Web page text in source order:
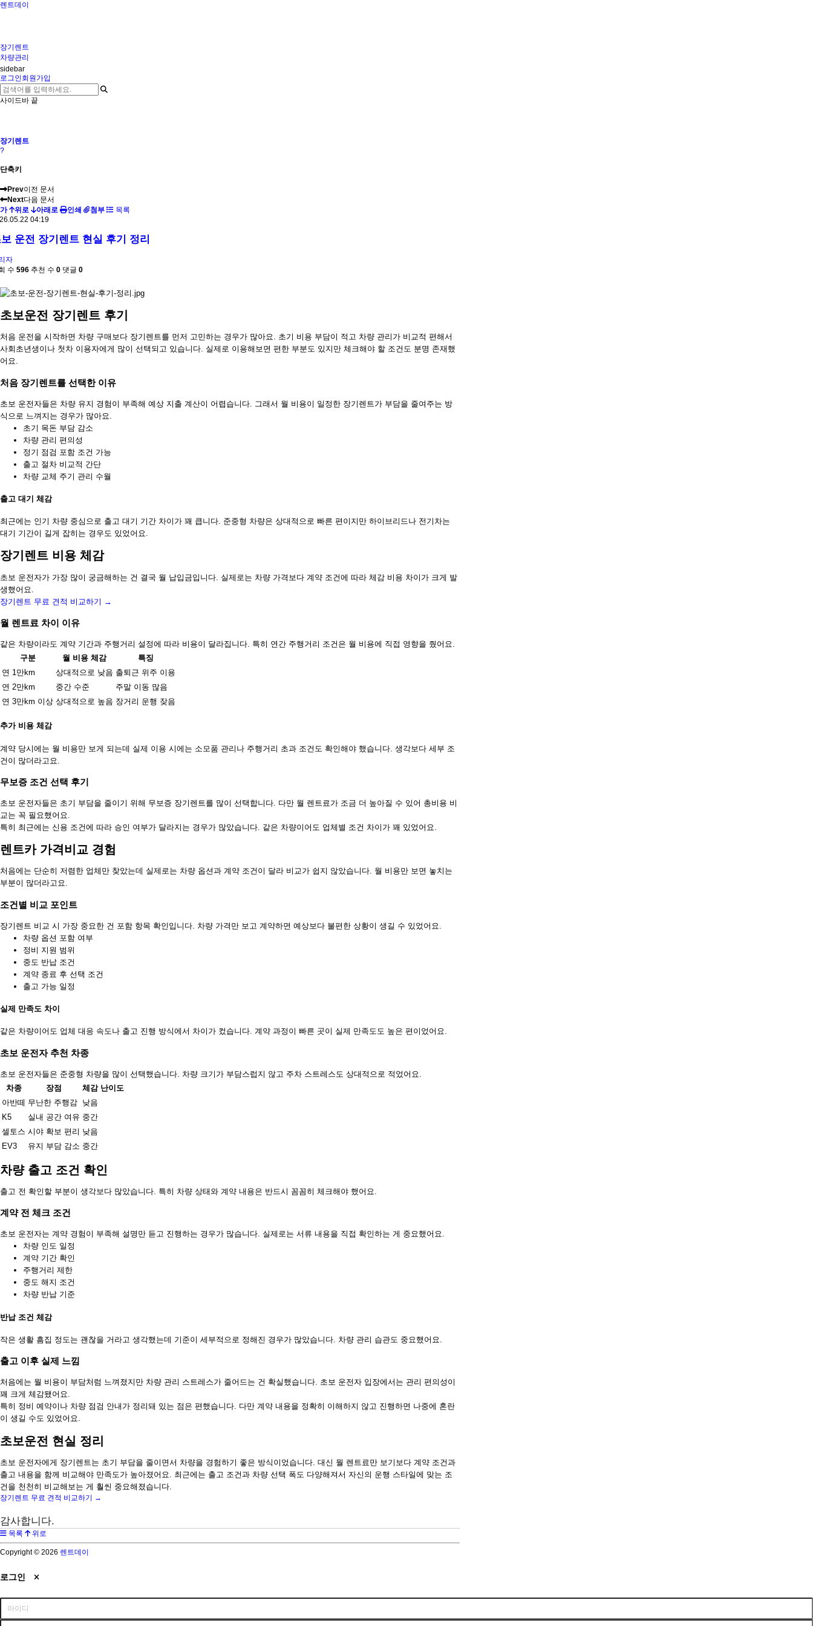
렌트데이
장기렌트
차량관리
sidebar
로그인회원가입
사이드바 끝
장기렌트
?
단축키
Prev이전 문서
Next다음 문서
가
위로 아래로 인쇄 첨부
목록
04:19
운전 장기렌트 현실 후기 정리
자
수 596 추천 수 0 댓글 0
초보운전 장기렌트 후기
처음 운전을 시작하면 차량 구매보다 장기렌트를 먼저 고민하는 경우가 많아요. 초기 비용 부담이 적고 차량 관리가 비교적 편해서
사회초년생이나 첫차 이용자에게 많이 선택되고 있습니다. 실제로 이용해보면 편한 부분도 있지만 체크해야 할 조건도 분명 존재했
어요.
처음 장기렌트를 선택한 이유
초보 운전자들은 차량 유지 경험이 부족해 예상 지출 계산이 어렵습니다. 그래서 월 비용이 일정한 장기렌트가 부담을 줄여주는 방
식으로 느껴지는 경우가 많아요.
초기 목돈 부담 감소
차량 관리 편의성
정기 점검 포함 조건 가능
출고 절차 비교적 간단
차량 교체 주기 관리 수월
출고 대기 체감
최근에는 인기 차량 중심으로 출고 대기 기간 차이가 꽤 큽니다. 준중형 차량은 상대적으로 빠른 편이지만 하이브리드나 전기차는
대기 기간이 길게 잡히는 경우도 있었어요.
장기렌트 비용 체감
초보 운전자가 가장 많이 궁금해하는 건 결국 월 납입금입니다. 실제로는 차량 가격보다 계약 조건에 따라 체감 비용 차이가 크게 발
생했어요.
장기렌트 무료 견적 비교하기 →
월 렌트료 차이 이유
같은 차량이라도 계약 기간과 주행거리 설정에 따라 비용이 달라집니다. 특히 연간 주행거리 조건은 월 비용에 직접 영향을 줬어요.
구분
월 비용 체감
특징
연 1만km
상대적으로 낮음 출퇴근 위주 이용
연 2만km
중간 수준
주말 이동 많음
연 3만km 이상 상대적으로 높음 장거리 운행 잦음
추가 비용 체감
계약 당시에는 월 비용만 보게 되는데 실제 이용 시에는 소모품 관리나 주행거리 초과 조건도 확인해야 했습니다. 생각보다 세부 조
건이 많더라고요.
무보증 조건 선택 후기
초보 운전자들은 초기 부담을 줄이기 위해 무보증 장기렌트를 많이 선택합니다. 다만 월 렌트료가 조금 더 높아질 수 있어 총비용 비
교는 꼭 필요했어요.
특히 최근에는 신용 조건에 따라 승인 여부가 달라지는 경우가 많았습니다. 같은 차량이어도 업체별 조건 차이가 꽤 있었어요.
렌트카 가격비교 경험
처음에는 단순히 저렴한 업체만 찾았는데 실제로는 차량 옵션과 계약 조건이 달라 비교가 쉽지 않았습니다. 월 비용만 보면 놓치는
부분이 많더라고요.
조건별 비교 포인트
장기렌트 비교 시 가장 중요한 건 포함 항목 확인입니다. 차량 가격만 보고 계약하면 예상보다 불편한 상황이 생길 수 있었어요.
차량 옵션 포함 여부
정비 지원 범위
중도 반납 조건
계약 종료 후 선택 조건
출고 가능 일정
실제 만족도 차이
같은 차량이어도 업체 대응 속도나 출고 진행 방식에서 차이가 컸습니다. 계약 과정이 빠른 곳이 실제 만족도도 높은 편이었어요.
초보 운전자 추천 차종
초보 운전자들은 준중형 차량을 많이 선택했습니다. 차량 크기가 부담스럽지 않고 주차 스트레스도 상대적으로 적었어요.
차종
장점
체감 난이도
아반떼 무난한 주행감 낮음
K5
실내 공간 여유 중간
셀토스 시야 확보 편리 낮음
EV3
유지 부담 감소 중간
차량 출고 조건 확인
출고 전 확인할 부분이 생각보다 많았습니다. 특히 차량 상태와 계약 내용은 반드시 꼼꼼히 체크해야 했어요.
계약 전 체크 조건
초보 운전자는 계약 경험이 부족해 설명만 듣고 진행하는 경우가 많습니다. 실제로는 서류 내용을 직접 확인하는 게 중요했어요.
차량 인도 일정
계약 기간 확인
주행거리 제한
중도 해지 조건
차량 반납 기준
반납 조건 체감
작은 생활 흠집 정도는 괜찮을 거라고 생각했는데 기준이 세부적으로 정해진 경우가 많았습니다. 차량 관리 습관도 중요했어요.
출고 이후 실제 느낌
처음에는 월 비용이 부담처럼 느껴졌지만 차량 관리 스트레스가 줄어드는 건 확실했습니다. 초보 운전자 입장에서는 관리 편의성이
꽤 크게 체감됐어요.
특히 정비 예약이나 차량 점검 안내가 정리돼 있는 점은 편했습니다. 다만 계약 내용을 정확히 이해하지 않고 진행하면 나중에 혼란
이 생길 수도 있었어요.
초보운전 현실 정리
초보 운전자에게 장기렌트는 초기 부담을 줄이면서 차량을 경험하기 좋은 방식이었습니다. 대신 월 렌트료만 보기보다 계약 조건과
출고 내용을 함께 비교해야 만족도가 높아졌어요. 최근에는 출고 조건과 차량 선택 폭도 다양해져서 자신의 운행 스타일에 맞는 조
건을 천천히 비교해보는 게 훨씬 중요해졌습니다.
장기렌트 무료 견적 비교하기 →
감사합니다.
목록 위로
Copyright © 2026 렌트데이
로그인